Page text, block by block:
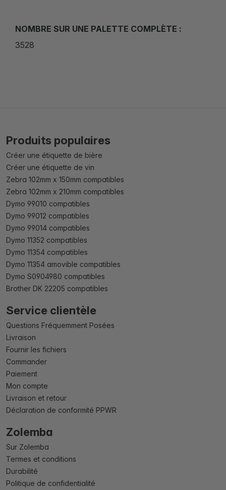
NOMBRE SUR UNE PALETTE COMPLÈTE :
3528
Produits populaires
Créer une étiquette de bière
Créer une étiquette de vin
Zebra 102mm x 150mm compatibles
Zebra 102mm x 210mm compatibles
Dymo 99010 compatibles
Dymo 99012 compatibles
Dymo 99014 compatibles
Dymo 11352 compatibles
Dymo 11354 compatibles
Dymo 11354 amovible compatibles
Dymo S0904980 compatibles
Brother DK 22205 compatibles
Service clientèle
Questions Fréquemment Posées
Livraison
Fournir les fichiers
Commander
Paiement
Mon compte
Livraison et retour
Déclaration de conformité PPWR
Zolemba
Sur Zolemba
Termes et conditions
Durabilité
Politique de confidentialité